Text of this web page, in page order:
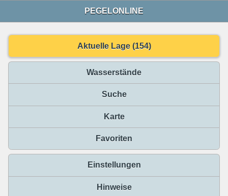
PEGELONLINE
Aktuelle Lage (154)
Wasserstände
Suche
Karte
Favoriten
Einstellungen
Hinweise